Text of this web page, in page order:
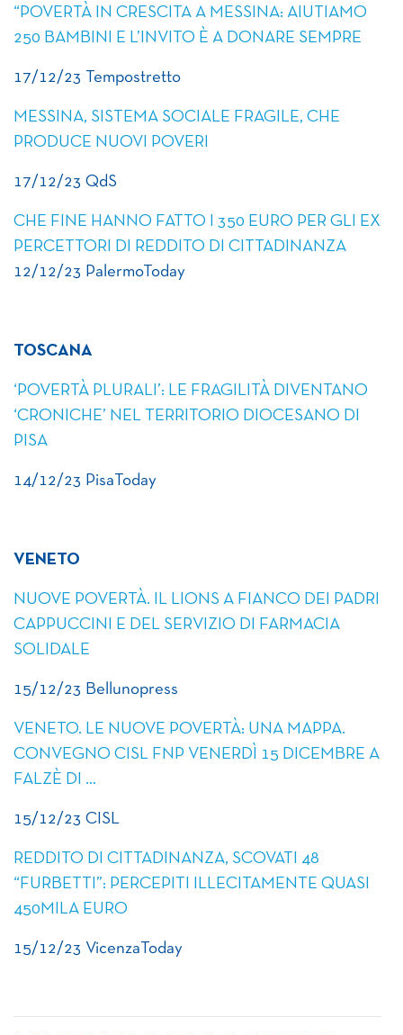
“POVERTÀ IN CRESCITA A MESSINA: AIUTIAMO
250 BAMBINI E L’INVITO È A DONARE SEMPRE
17/12/23 Tempostretto
MESSINA, SISTEMA SOCIALE FRAGILE, CHE
PRODUCE NUOVI POVERI
17/12/23 QdS
CHE FINE HANNO FATTO I 350 EURO PER GLI EX
PERCETTORI DI REDDITO DI CITTADINANZA
12/12/23 PalermoToday
TOSCANA
‘POVERTÀ PLURALI’: LE FRAGILITÀ DIVENTANO
‘CRONICHE’ NEL TERRITORIO DIOCESANO DI
PISA
14/12/23 PisaToday
VENETO
NUOVE POVERTÀ. IL LIONS A FIANCO DEI PADRI
CAPPUCCINI E DEL SERVIZIO DI FARMACIA
SOLIDALE
15/12/23 Bellunopress
VENETO. LE NUOVE POVERTÀ: UNA MAPPA.
CONVEGNO CISL FNP VENERDÌ 15 DICEMBRE A
FALZÈ DI …
15/12/23 CISL
REDDITO DI CITTADINANZA, SCOVATI 48
“FURBETTI”: PERCEPITI ILLECITAMENTE QUASI
450MILA EURO
15/12/23 VicenzaToday